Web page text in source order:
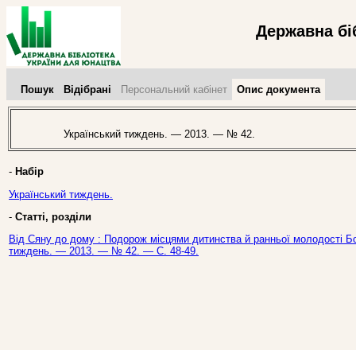
Державна
Пошук Відібрані Персональний кабінет Опис документа
Український тиждень. — 2013. — № 42.
- Набір
Український тиждень.
- Статті, розділи
Від Сяну до дому : Подорож місцями дитинства й ранньої молодості
тиждень. — 2013. — № 42. — С. 48-49.